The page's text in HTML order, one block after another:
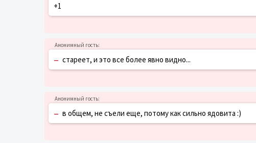
+1
– стареет, и это все более явно видно...
– в общем, не съели еще, потому как сильно ядовита :)